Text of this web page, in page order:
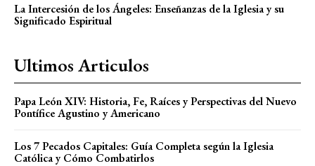
La Intercesión de los Ángeles: Enseñanzas de la Iglesia y su
Significado Espiritual
Ultimos Articulos
Papa León XIV: Historia, Fe, Raíces y Perspectivas del Nuevo
Pontífice Agustino y Americano
Los 7 Pecados Capitales: Guía Completa según la Iglesia
Católica y Cómo Combatirlos